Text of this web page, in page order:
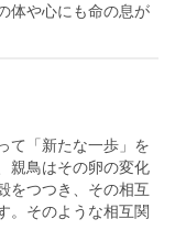
体や心にも命の息が
て「新たな一歩」を
親鳥はその卵の変化
をつつき、その相互
。そのような相互関